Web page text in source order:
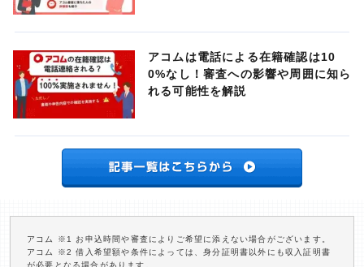
アコムは電話による在籍確認は10
0%なし！審査への影響や周囲に知ら
れる可能性を解説
アコム ※1 お申込時間や審査によりご希望に添えない場合がございます。
アコム ※2 借入希望額や条件によっては、身分証明書以外にも収入証明書
が必要となる場合があります。